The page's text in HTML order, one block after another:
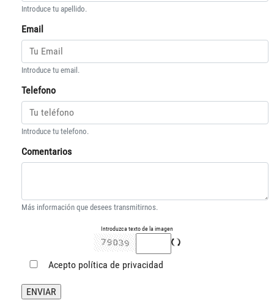
Introduce tu apellido.
Email
Introduce tu email.
Telefono
Introduce tu telefono.
Comentarios
Más información que desees transmitirnos.
Introduzca texto de la imagen
Acepto política de privacidad